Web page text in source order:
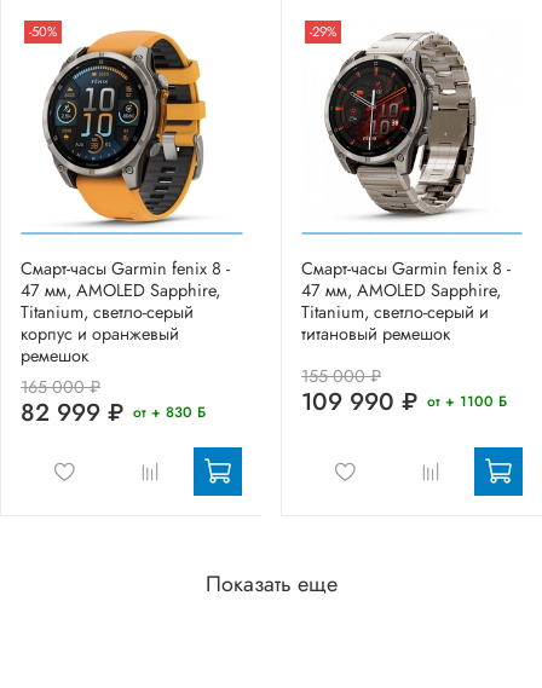
-50%
Смарт-часы Garmin fenix 8 -
47 мм, AMOLED Sapphire,
Titanium, светло-серый
корпус и оранжевый
ремешок
165 000 ₽
82 999 ₽ от + 830 Б
-29%
Смарт-часы Garmin fenix 8 -
47 мм, AMOLED Sapphire,
Titanium, светло-серый и
титановый ремешок
155 000 ₽
109 990 ₽ от + 1100 Б
Показать еще